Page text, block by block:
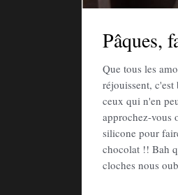
Pâques,
Que tous les
réjouissent,
ceux qui n'en
approchez-vous
silicone pour
chocolat !! Bah
cloches nous